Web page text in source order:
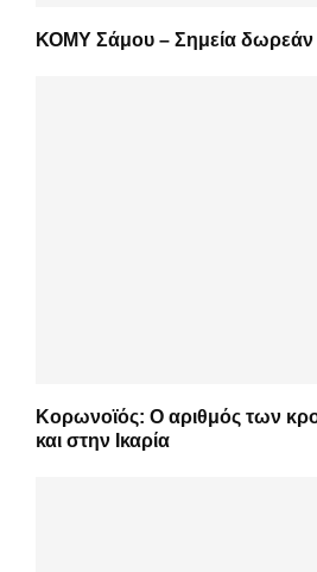
ΚΟΜΥ Σάμου – Σημεία δωρεάν
Κορωνοϊός: Ο αριθμός των
και στην Ικαρία